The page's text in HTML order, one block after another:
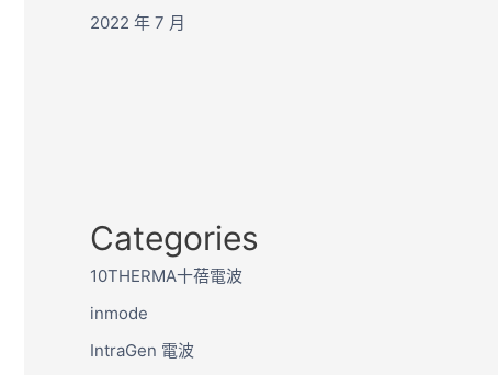
2022 年 7 月
Categories
10THERMA十蓓電波
inmode
IntraGen 電波